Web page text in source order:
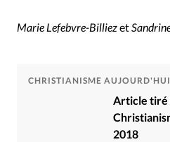
Marie Lefebvre-Billiezet
CHRISTIANISME AUJOURD'HUI
Article tiré
2018